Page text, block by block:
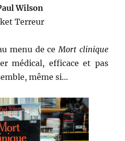
Wilson
Terreur
menu de ceMort clinique
médical, efficace et pas
même si…